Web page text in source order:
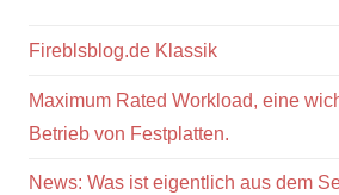
Fireblsblog.de Klassik
Maximum Rated Workload, eine
Betrieb von Festplatten.
News: Was ist eigentlich aus dem